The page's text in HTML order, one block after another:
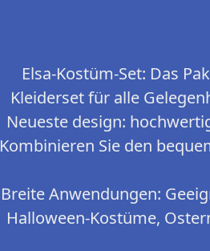
Elsa-Kostüm-Set: Das
Kleiderset für alle
Neueste design:
Kombinieren Sie den
Breite Anwendungen:
Halloween-Kostüme,